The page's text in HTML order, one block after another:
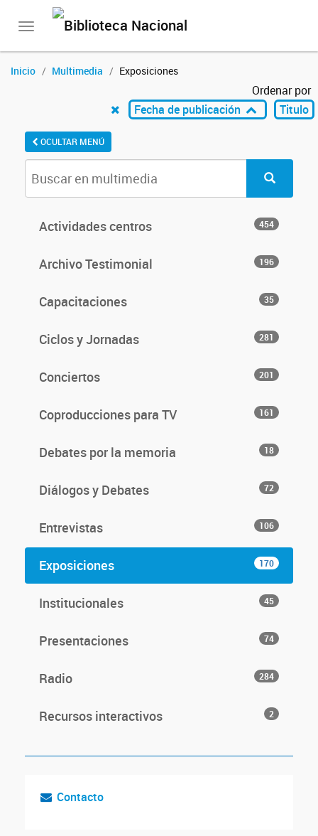
Toggle
Inicio Multimedia Exposiciones
Ordenar por
Fecha de publicación
Titulo
OCULTAR MENÚ
Actividades centros 454
Archivo Testimonial 196
Capacitaciones 35
Ciclos y Jornadas 281
Conciertos 201
Coproducciones para TV 161
Debates por la memoria 18
Diálogos y Debates 72
Entrevistas 106
Exposiciones 170
Institucionales 45
Presentaciones 74
Radio 284
Recursos interactivos 2
Contacto